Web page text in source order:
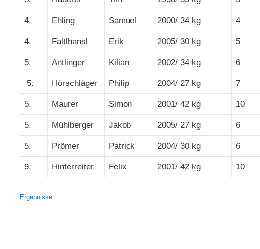
4. Ehling Samuel 2000/ 34 kg 4
4. Faltlhansl Erik 2005/ 30 kg 5
5. Antlinger Kilian 2002/ 34 kg 6
5. Hörschläger Philip 2004/ 27 kg 7
5. Maurer Simon 2001/ 42 kg 10
5. Mühlberger Jakob 2005/ 27 kg 6
5. Prömer Patrick 2004/ 30 kg 6
9. Hinterreiter Felix 2001/ 42 kg 10
Ergebnisse